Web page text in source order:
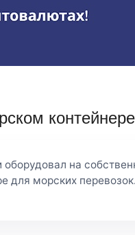
контейнере
на
для морских перевозок.